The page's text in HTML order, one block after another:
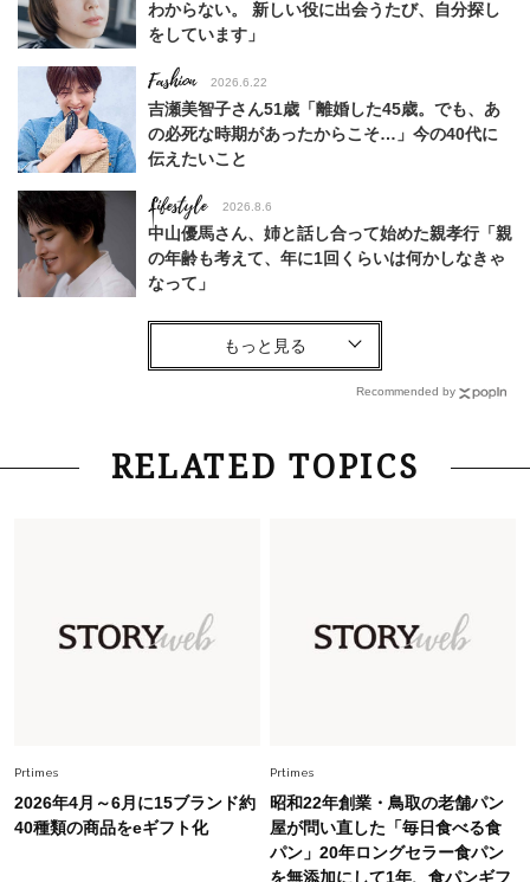
わからない。 新しい役に出会うたび、自分探し
をしています」
Fashion 2026.6.22
吉瀬美智子さん51歳「離婚した45歳。でも、あ
の必死な時期があったからこそ…」今の40代に
伝えたいこと
Lifestyle 2026.8.6
中山優馬さん、姉と話し合って始めた親孝行「親
の年齢も考えて、年に1回くらいは何かしなきゃ
なって」
Lifestyle
26年夏の【開運アクション】は”ひと拭き”習
慣！「金運アップ→トイレ、じゃあ底上げ運
Fashion 2026.6.12
中村ゆりさん「40代になり、やっと“仕事以外の
ップス×パンツ」コーデ〈3選〉
Fashion
初夏はこれさえあれば！40代は【淡色ワンピ】
Recommended by
RELATED TOPICS
Prtimes
2026年4月～6月に15ブランド約
40種類の商品をeギフト化
Prtimes
昭和22年創業・鳥取の老舗パン
屋が問い直した「毎日食べる食
パン」20年ロングセラー食パン
を無添加にして1年、食パンギフ